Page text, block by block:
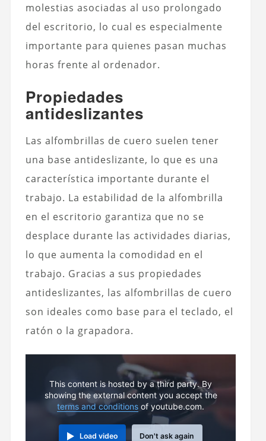
molestias asociadas al uso prolongado
del escritorio, lo cual es especialmente
importante para quienes pasan muchas
horas frente al ordenador.
Propiedades
antideslizantes
Las alfombrillas de cuero suelen tener
una base antideslizante, lo que es una
característica importante durante el
trabajo. La estabilidad de la alfombrilla
en el escritorio garantiza que no se
desplace durante las actividades diarias,
lo que aumenta la comodidad en el
trabajo. Gracias a sus propiedades
antideslizantes, las alfombrillas de cuero
son ideales como base para el teclado, el
ratón o la grapadora.
This content is hosted by a third party. By
showing the external content you accept the
terms and conditions of youtube.com.
Load video Don't ask again